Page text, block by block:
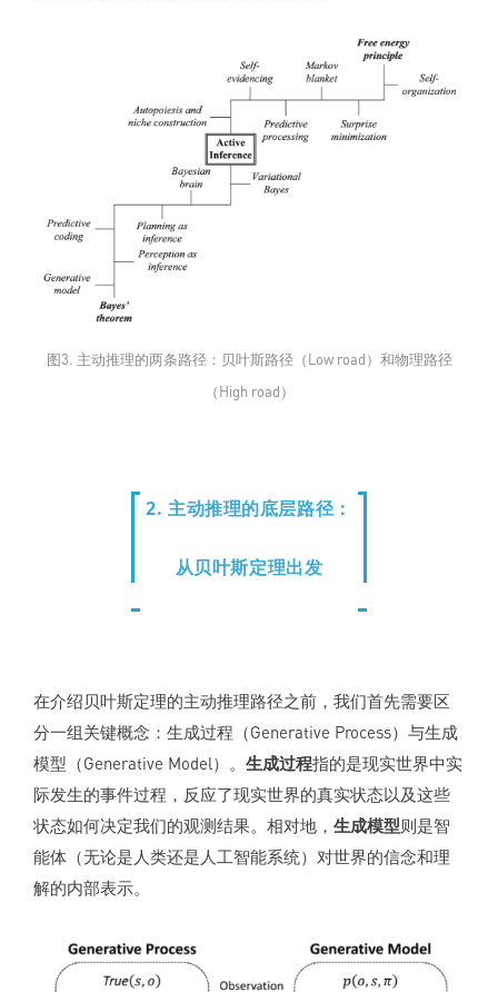
图3. 主动推理的两条路径：贝叶斯路径（Low road）和物理路径
（High road）
2. 主动推理的底层路径：
从贝叶斯定理出发
在介绍贝叶斯定理的主动推理路径之前，我们首先需要区
分一组关键概念：生成过程（Generative Process）与生成
模型（Generative Model）。 生成过程指的是现实世界中实
际发生的事件过程，反应了现实世界的真实状态以及这些
状态如何决定我们的观测结果。相对地， 生成模型则是智
能体（无论是人类还是人工智能系统）对世界的信念和理
解的内部表示。